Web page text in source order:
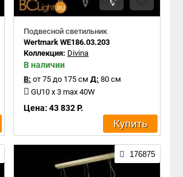
Подвесной светильник
Wertmark WE186.03.203
Коллекция: Divina
В наличии
В: от 75 до 175 см Д: 80 см
GU10 x 3 max 40W
Цена: 43 832 Р.
Купить
176875